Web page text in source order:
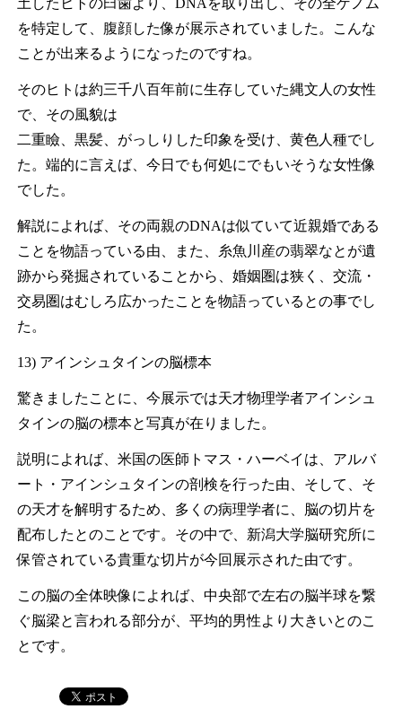
を特定して、腹顔した像が展示されていました。こんな
ことが出来るようになったのですね。
そのヒトは約三千八百年前に生存していた縄文人の女性
で、その風貌は
二重瞼、黒髪、がっしりした印象を受け、黄色人種でし
た。端的に言えば、今日でも何処にでもいそうな女性像
でした。
解説によれば、その両親のDNAは似ていて近親婚である
ことを物語っている由、また、糸魚川産の翡翠なとが遺
跡から発掘されていることから、婚姻圏は狭く、交流・
交易圏はむしろ広かったことを物語っているとの事でし
た。
13) アインシュタインの脳標本
驚きましたことに、今展示では天才物理学者アインシュ
タインの脳の標本と写真が在りました。
説明によれば、米国の医師トマス・ハーベイは、アルバ
ート・アインシュタインの剖検を行った由、そして、そ
の天才を解明するため、多くの病理学者に、脳の切片を
配布したとのことです。その中で、新潟大学脳研究所に
保管されている貴重な切片が今回展示された由です。
この脳の全体映像によれば、中央部で左右の脳半球を繋
ぐ脳梁と言われる部分が、平均的男性より大きいとのこ
とです。